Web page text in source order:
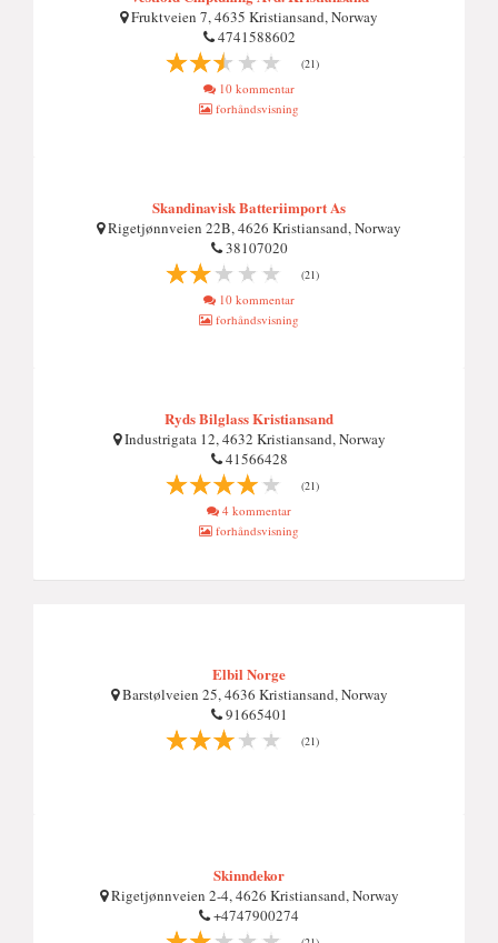
Fruktveien 7, 4635 Kristiansand, Norway
4741588602
(21)
10 kommentar
forhåndsvisning
Skandinavisk Batteriimport As
Rigetjønnveien 22B, 4626 Kristiansand, Norway
38107020
(21)
10 kommentar
forhåndsvisning
Ryds Bilglass Kristiansand
Industrigata 12, 4632 Kristiansand, Norway
41566428
(21)
4 kommentar
forhåndsvisning
Elbil Norge
Barstølveien 25, 4636 Kristiansand, Norway
91665401
(21)
Skinndekor
Rigetjønnveien 2-4, 4626 Kristiansand, Norway
+4747900274